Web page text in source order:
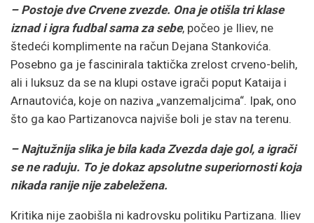
– Postoje dve Crvene zvezde. Ona je otišla tri klase
iznad i igra fudbal sama za sebe, počeo je Iliev, ne
štedeći komplimente na račun Dejana Stankovića.
Posebno ga je fascinirala taktička zrelost crveno-belih,
ali i luksuz da se na klupi ostave igrači poput Kataija i
Arnautovića, koje on naziva „vanzemaljcima“. Ipak, ono
što ga kao Partizanovca najviše boli je stav na terenu.
– Najtužnija slika je bila kada Zvezda daje gol, a igrači
se ne raduju. To je dokaz apsolutne superiornosti koja
nikada ranije nije zabeležena.
Kritika nije zaobišla ni kadrovsku politiku Partizana. Iliev